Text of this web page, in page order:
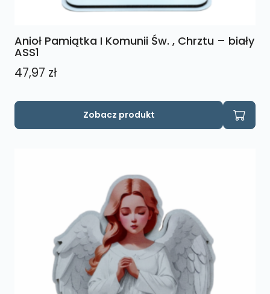
Anioł Pamiątka I Komunii Św. , Chrztu – biały
ASS1
47,97 zł
Zobacz produkt